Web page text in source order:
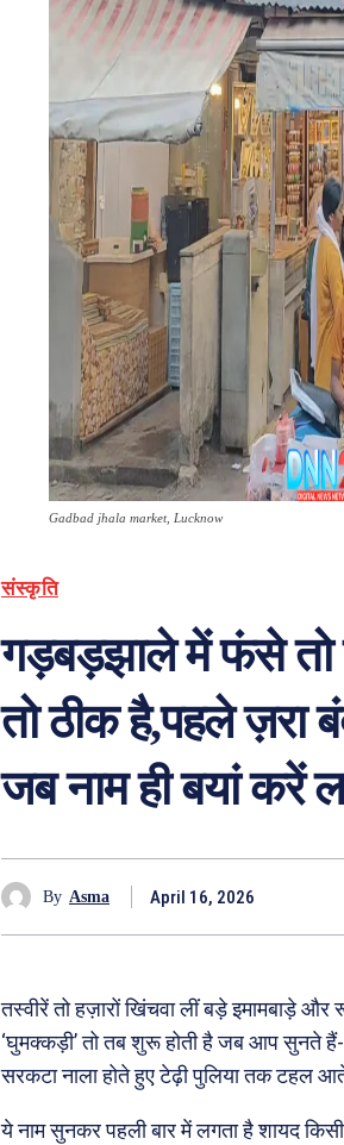
Gadbad jhala market, Lucknow
संस्कृति
गड़बड़झाले में फंसे तो
तो ठीक है,पहले ज़रा
जब नाम ही बयां करें
By Asma April 16, 2026
तस्वीरें तो हज़ारों खिंचवा लीं बड़े इमामबाड़े
‘घुमक्कड़ी’ तो तब शुरू होती है जब आप सुनते हैं-
सरकटा नाला होते हुए टेढ़ी पुलिया तक टहल
ये नाम सुनकर पहली बार में लगता है शायद